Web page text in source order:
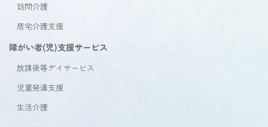
訪問介護
居宅介護支援
障がい者(児)支援サービス
放課後等デイサービス
児童発達支援
生活介護